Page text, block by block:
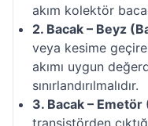
akım kolektör
2. Bacak – Beyz
veya kesime
akımı uygun
sınırlandırılmalıdır.
3. Bacak – Emetör
transistörden